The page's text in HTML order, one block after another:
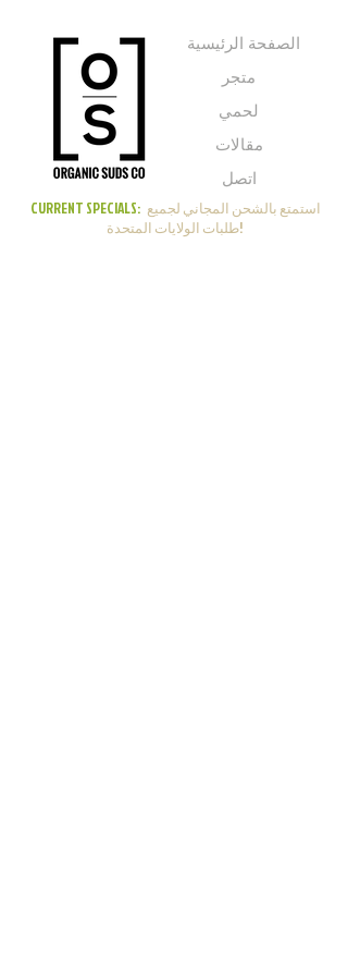
الصفحة الرئيسية
متجر
لحمي
مقالات
اتصل
CURRENT SPECIALS: استمتع بالشحن المجاني لجميع
طلبات الولايات المتحدة!